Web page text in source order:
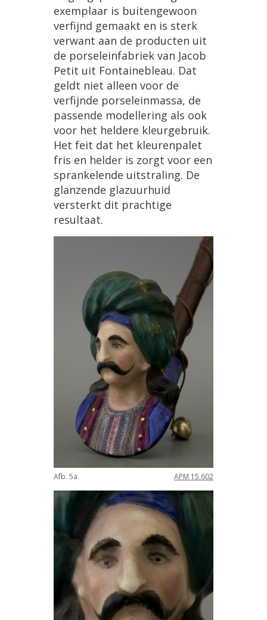
exemplaar is buitengewoon
verfijnd gemaakt en is sterk
verwant aan de producten uit
de porseleinfabriek van Jacob
Petit uit Fontainebleau. Dat
geldt niet alleen voor de
verfijnde porseleinmassa, de
passende modellering als ook
voor het heldere kleurgebruik.
Het feit dat het kleurenpalet
fris en helder is zorgt voor een
sprankelende uitstraling. De
glanzende glazuurhuid
versterkt dit prachtige
resultaat.
Afb. 5a. APM 15.602